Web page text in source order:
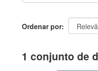
Ordenar por
1 conjunto de